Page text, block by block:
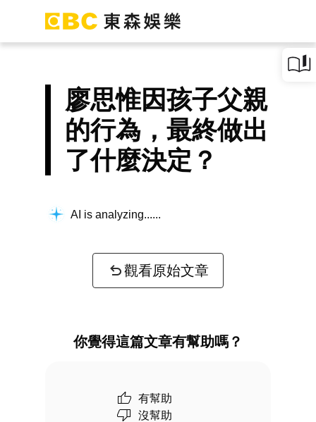
廖思惟因孩子父親
的行為，最終做出
了什麼決定？
AI is analyzing...
觀看原始文章
你覺得這篇文章有幫助嗎？
有幫助
沒幫助